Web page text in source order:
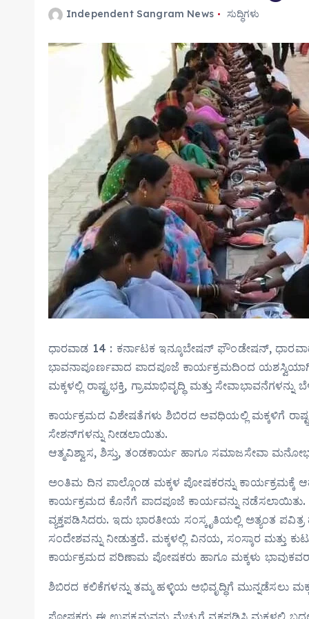
Independent Sangram News ಸುದ್ಧಿಗಳು
ಧಾರವಾಡ 14 : ಕರ್ನಾಟಕ ಇನ್ಕೂಬೇಷನ್ ಫೌಂಡೇಷನ್,
ಭಾವನಾಪೂರ್ಣವಾದ ಪಾದಪೂಜೆ ಕಾರ್ಯಕ್ರಮದಿಂದ
ಮಕ್ಕಳಲ್ಲಿ ರಾಷ್ಟ್ರಭಕ್ತಿ, ಗ್ರಾಮಾಭಿವೃದ್ಧಿ ಮತ್ತು ಸೇವಾಭಾವನೆಗಳನ್ನು
ಕಾರ್ಯಕ್ರಮದ ವಿಶೇಷತೆಗಳು ಶಿಬಿರದ ಅವಧಿಯಲ್ಲಿ ಮಕ್ಕಳಿಗೆ
ಸೇಶನ್‌ಗಳನ್ನು ನೀಡಲಾಯಿತು.
ಆತ್ಮವಿಶ್ವಾಸ, ಶಿಸ್ತು, ತಂಡಕಾರ್ಯ ಹಾಗೂ ಸಮಾಜಸೇವಾ
ಅಂತಿಮ ದಿನ ಪಾಲ್ಗೊಂಡ ಮಕ್ಕಳ ಪೋಷಕರನ್ನು ಕಾರ್ಯಕ್ರಮಕ್ಕೆ
ಕಾರ್ಯಕ್ರಮದ ಕೊನೆಗೆ ಪಾದಪೂಜೆ ಕಾರ್ಯವನ್ನು ನಡೆಸಲಾಯಿತು.
ವ್ಯಕ್ತಪಡಿಸಿದರು. ಇದು ಭಾರತೀಯ ಸಂಸ್ಕೃತಿಯಲ್ಲಿ ಅತ್ಯಂತ
ಸಂದೇಶವನ್ನು ನೀಡುತ್ತದೆ. ಮಕ್ಕಳಲ್ಲಿ ವಿನಯ, ಸಂಸ್ಕಾರ
ಕಾರ್ಯಕ್ರಮದ ಪರಿಣಾಮ ಪೋಷಕರು ಹಾಗೂ ಮಕ್ಕಳು
ಶಿಬಿರದ ಕಲಿಕೆಗಳನ್ನು ತಮ್ಮ ಹಳ್ಳಿಯ ಅಭಿವೃದ್ಧಿಗೆ ಮುನ್ನಡೆಸಲು
ಪೋಷಕರು ಈ ಉಪಕ್ರಮವನ್ನು ಮೆಚ್ಚುಗೆ ವ್ಯಕ್ತಪಡಿಸಿ ಮಕ್ಕಳಲ್ಲಿ